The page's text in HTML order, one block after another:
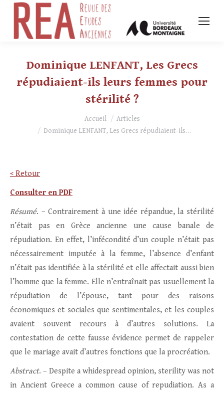
Dominique LENFANT, Les Grecs
répudiaient-ils leurs femmes pour
stérilité ?
Accueil
Articles
Dominique LENFANT, Les Grecs répudiaient-ils…
< Retour
Consulter en PDF
Résumé. – Contrairement à une idée répandue, la stérilité
n’était pas en Grèce ancienne une cause banale de
répudiation. En effet, l’infécondité d’un couple n’était pas
nécessairement imputée à la femme, l’absence d’enfant
n’était pas identifiée à la stérilité et elle affectait aussi bien
l’homme que la femme. Elle n’entraînait pas usuellement la
répudiation de l’épouse, tant pour des raisons
économiques et sociales que sentimentales, et les couples
avaient souvent recours à d’autres solutions. La
contestation de cette fausse évidence permet de rappeler
que le mariage avait d’autres fonctions que la procréation.
Abstract. – Despite a whidespread opinion, sterility was not
in Ancient Greece a common cause of repudiation. As a